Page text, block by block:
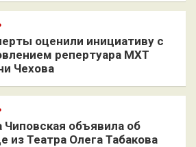
оценили инициативу с
репертуара МХТ
Чехова
Чиповская объявила об
из Театра Олега Табакова